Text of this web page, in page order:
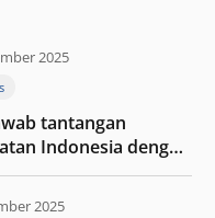
2025
tantangan
Indonesia dengan
di teknologi
2025